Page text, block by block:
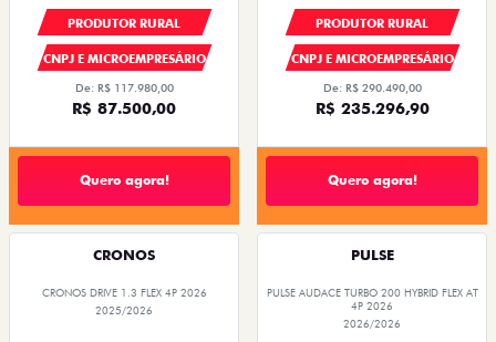
PRODUTOR RURAL
CNPJ E MICROEMPRESÁRIO
De: R$ 117.980,00
R$ 87.500,00
Quero agora!
PRODUTOR RURAL
CNPJ E MICROEMPRESÁRIO
De: R$ 290.490,00
R$ 235.296,90
Quero agora!
CRONOS
CRONOS DRIVE 1.3 FLEX 4P 2026
2025/2026
PULSE
PULSE AUDACE TURBO 200 HYBRID FLEX AT
4P 2026
2026/2026